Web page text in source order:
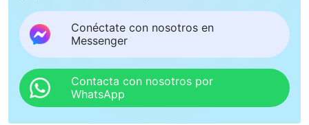
Conéctate con nosotros en
Messenger
Contacta con nosotros por
WhatsApp